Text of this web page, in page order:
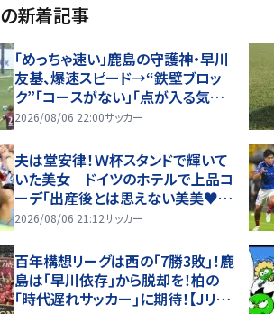
の新着記事
「めっちゃ速い」鹿島の守護神・早川
友基、爆速スピード→“鉄壁ブロッ
ク”「コースがない」「点が入る気が
しない」驚異の判断力と飛び出しで
2026/08/06 22:00サッカー
夫は堂安律！Ｗ杯スタンドで輝いて
いた美女 ドイツのホテルで上品コ
ーデ「出産後とは思えない美美♥」
「本当に可愛い♥」
2026/08/06 21:12サッカー
百年構想リーグは西の｢7勝3敗｣！鹿
島は｢早川依存｣から脱却を！柏の
｢時代遅れサッカー｣に期待！【Jリー